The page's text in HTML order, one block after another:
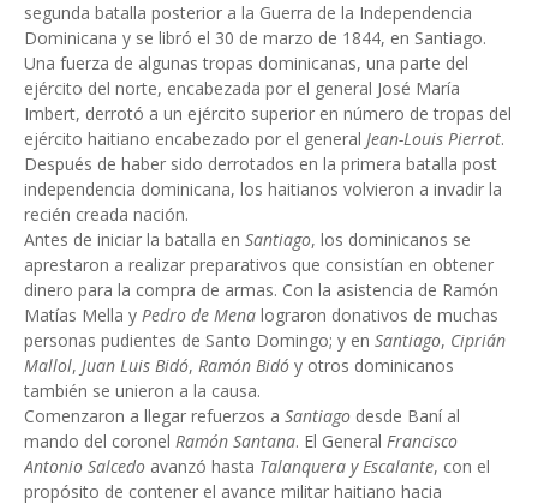
segunda batalla posterior a la Guerra de la Independencia
Dominicana y se libró el 30 de marzo de 1844, en Santiago.
Una fuerza de algunas tropas dominicanas, una parte del
ejército del norte, encabezada por el general José María
Imbert, derrotó a un ejército superior en número de tropas del
ejército haitiano encabezado por el general Jean-Louis Pierrot.
Después de haber sido derrotados en la primera batalla post
independencia dominicana, los haitianos volvieron a invadir la
recién creada nación.
Antes de iniciar la batalla en Santiago, los dominicanos se
aprestaron a realizar preparativos que consistían en obtener
dinero para la compra de armas. Con la asistencia de Ramón
Matías Mella y Pedro de Mena lograron donativos de muchas
personas pudientes de Santo Domingo; y en Santiago, Ciprián
Mallol, Juan Luis Bidó, Ramón Bidó y otros dominicanos
también se unieron a la causa.
Comenzaron a llegar refuerzos a Santiago desde Baní al
mando del coronel Ramón Santana. El General Francisco
Antonio Salcedo avanzó hasta Talanquera y Escalante, con el
propósito de contener el avance militar haitiano hacia